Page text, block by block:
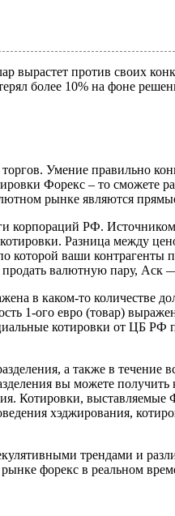
вырастет против своих
более 10% на фоне
Умение правильно
Форекс – то сможете
рынке являются
корпораций РФ.
Разница между
ваши контрагенты
валютную пару, Аск
в каком-то количестве
1-ого евро (товар)
котировки от ЦБ РФ
а также в течение
вы можете
Котировки,
хэджирования,
трендами и
форекс в реальном